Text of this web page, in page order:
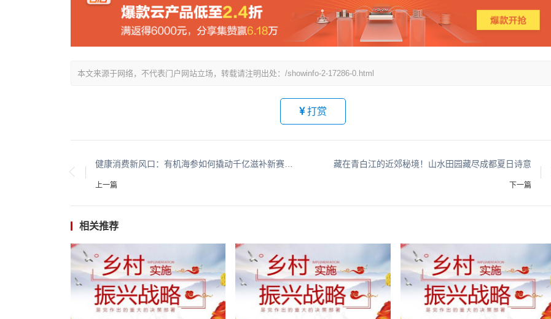
本文来源于网络，不代表门户网站立场，转载请注明出处：/showinfo-2-17286-0.html
打赏
健康消费新风口：有机海参如何撬动千亿滋补新赛道？
上一篇
藏在青白江的近郊秘境！山水田园藏尽成都夏日诗意
下一篇
相关推荐